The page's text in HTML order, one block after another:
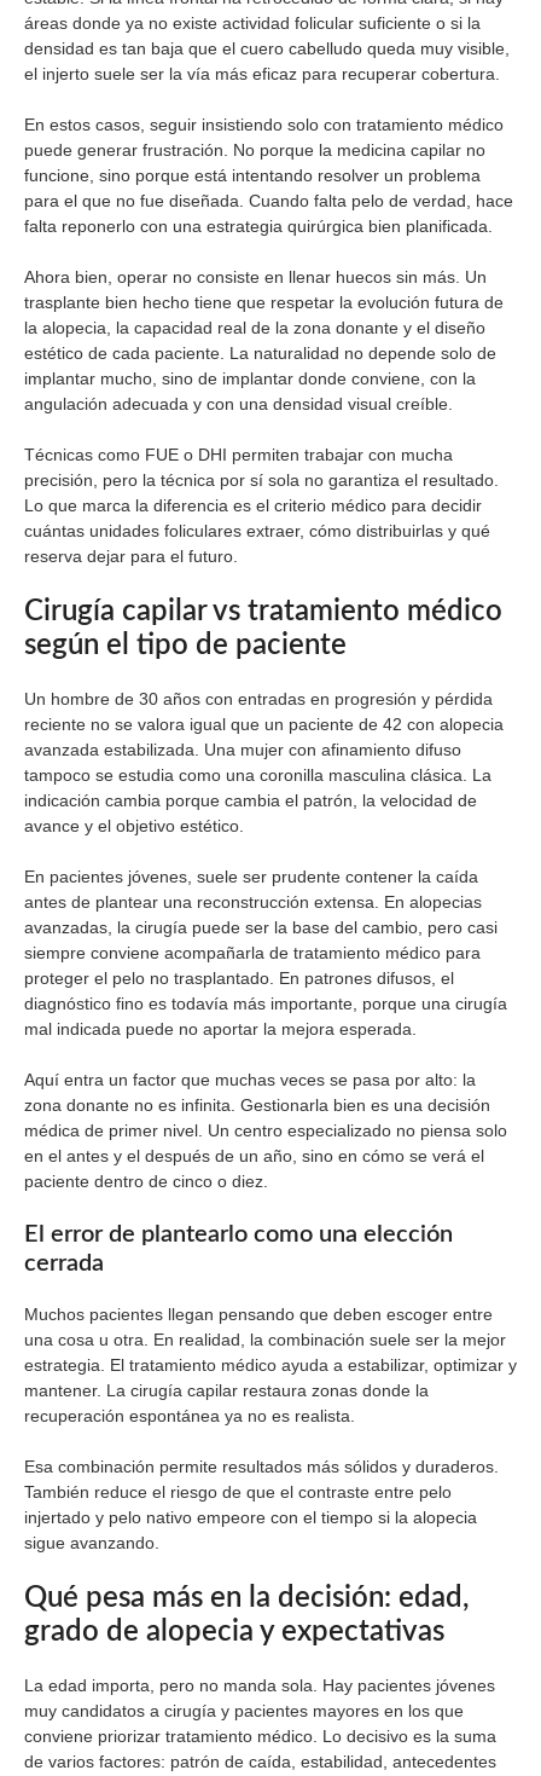
áreas donde ya no existe actividad folicular suficiente o si la
densidad es tan baja que el cuero cabelludo queda muy visible,
el injerto suele ser la vía más eficaz para recuperar cobertura.
En estos casos, seguir insistiendo solo con tratamiento médico
puede generar frustración. No porque la medicina capilar no
funcione, sino porque está intentando resolver un problema
para el que no fue diseñada. Cuando falta pelo de verdad, hace
falta reponerlo con una estrategia quirúrgica bien planificada.
Ahora bien, operar no consiste en llenar huecos sin más. Un
trasplante bien hecho tiene que respetar la evolución futura de
la alopecia, la capacidad real de la zona donante y el diseño
estético de cada paciente. La naturalidad no depende solo de
implantar mucho, sino de implantar donde conviene, con la
angulación adecuada y con una densidad visual creíble.
Técnicas como FUE o DHI permiten trabajar con mucha
precisión, pero la técnica por sí sola no garantiza el resultado.
Lo que marca la diferencia es el criterio médico para decidir
cuántas unidades foliculares extraer, cómo distribuirlas y qué
reserva dejar para el futuro.
Cirugía capilar vs tratamiento médico
según el tipo de paciente
Un hombre de 30 años con entradas en progresión y pérdida
reciente no se valora igual que un paciente de 42 con alopecia
avanzada estabilizada. Una mujer con afinamiento difuso
tampoco se estudia como una coronilla masculina clásica. La
indicación cambia porque cambia el patrón, la velocidad de
avance y el objetivo estético.
En pacientes jóvenes, suele ser prudente contener la caída
antes de plantear una reconstrucción extensa. En alopecias
avanzadas, la cirugía puede ser la base del cambio, pero casi
siempre conviene acompañarla de tratamiento médico para
proteger el pelo no trasplantado. En patrones difusos, el
diagnóstico fino es todavía más importante, porque una cirugía
mal indicada puede no aportar la mejora esperada.
Aquí entra un factor que muchas veces se pasa por alto: la
zona donante no es infinita. Gestionarla bien es una decisión
médica de primer nivel. Un centro especializado no piensa solo
en el antes y el después de un año, sino en cómo se verá el
paciente dentro de cinco o diez.
El error de plantearlo como una elección
cerrada
Muchos pacientes llegan pensando que deben escoger entre
una cosa u otra. En realidad, la combinación suele ser la mejor
estrategia. El tratamiento médico ayuda a estabilizar, optimizar y
mantener. La cirugía capilar restaura zonas donde la
recuperación espontánea ya no es realista.
Esa combinación permite resultados más sólidos y duraderos.
También reduce el riesgo de que el contraste entre pelo
injertado y pelo nativo empeore con el tiempo si la alopecia
sigue avanzando.
Qué pesa más en la decisión: edad,
grado de alopecia y expectativas
La edad importa, pero no manda sola. Hay pacientes jóvenes
muy candidatos a cirugía y pacientes mayores en los que
conviene priorizar tratamiento médico. Lo decisivo es la suma
de varios factores: patrón de caída, estabilidad, antecedentes